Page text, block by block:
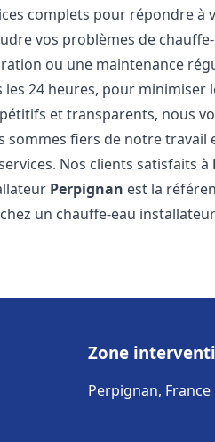
complets pour répondre à
vos problèmes de
ou une maintenance
les 24 heures, pour
et transparents, nous
sommes fiers de notre
Nos clients satisfaits à
Perpignan est la
un chauffe-eau installateur
Zone
Perpignan, France